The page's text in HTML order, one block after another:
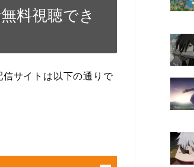
料視聴でき
サイトは以下の通りで